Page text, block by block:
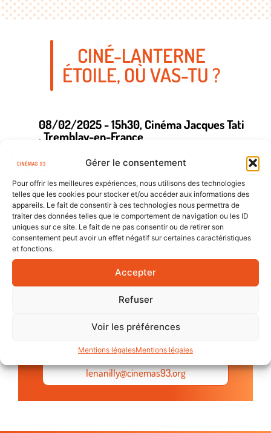
Gérer le consentement
Pour offrir les meilleures expériences, nous utilisons des technologies
telles que les cookies pour stocker et/ou accéder aux informations des
appareils. Le fait de consentir à ces technologies nous permettra de
traiter des données telles que le comportement de navigation ou les ID
uniques sur ce site. Le fait de ne pas consentir ou de retirer son
consentement peut avoir un effet négatif sur certaines caractéristiques
et fonctions.
Accepter
Refuser
Voir les préférences
Mentions légalesMentions légales
CINÉ-LANTERNE
ÉTOILE, OÙ VAS-TU ?
08/02/2025 - 15h30, Cinéma Jacques Tati
, Tremblay-en-France
En mêlant films d’animation contemporains et
précédents, Anne Gourdet-Marès réunit passé et
présent dans un voyage poétique composé
d’images lumineuses. Il rappelle que l’invention
de la projection fut d’abord la création d’une
machine à raconter des histoires, pour le plus
grand plaisir des yeux et de notre imagination
Nilly Urbaneja
Chargée de mission diffusion, formation
salles de cinéma et communication
07 69 50 19 89
lenanilly@cinemas93.org